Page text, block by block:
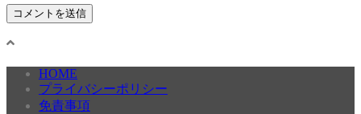
HOME
プライバシーポリシー
免責事項